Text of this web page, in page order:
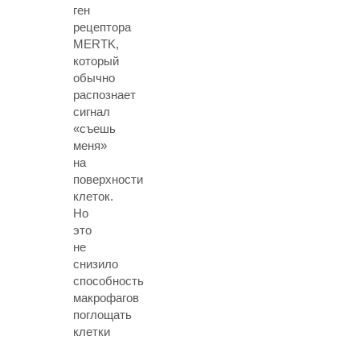
ген
рецептора
MERTK,
который
обычно
распознает
сигнал
«съешь
меня»
на
поверхности
клеток.
Но
это
не
снизило
способность
макрофагов
поглощать
клетки